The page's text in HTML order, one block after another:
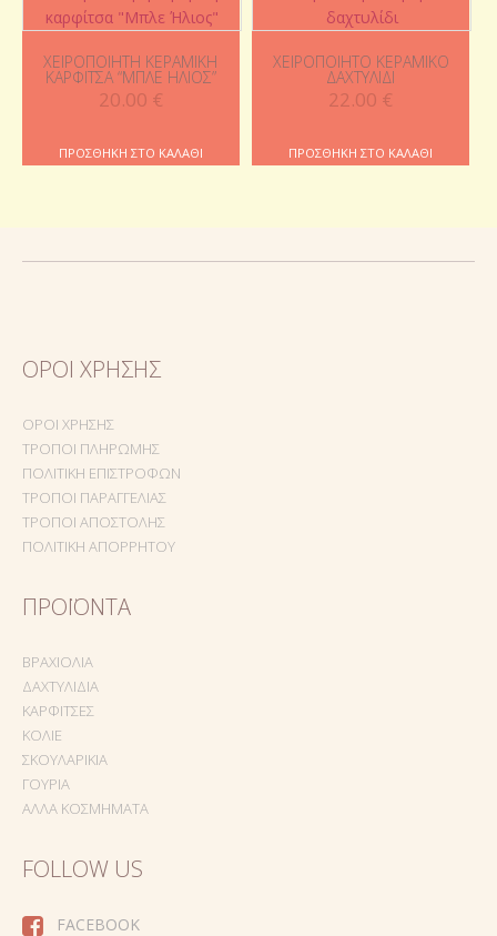
ΧΕΙΡΟΠΟΊΗΤΗ ΚΕΡΑΜΙΚΉ
ΚΑΡΦΊΤΣΑ “ΜΠΛΕ ΉΛΙΟΣ”
20.00 €
ΠΡΟΣΘΉΚΗ ΣΤΟ ΚΑΛΆΘΙ
ΧΕΙΡΟΠΟΊΗΤΟ ΚΕΡΑΜΙΚΌ
ΔΑΧΤΥΛΊΔΙ
22.00 €
ΠΡΟΣΘΉΚΗ ΣΤΟ ΚΑΛΆΘΙ
ΌΡΟΙ ΧΡΉΣΗΣ
ΌΡΟΙ ΧΡΉΣΗΣ
ΤΡΌΠΟΙ ΠΛΗΡΩΜΉΣ
ΠΟΛΙΤΙΚΉ ΕΠΙΣΤΡΟΦΏΝ
ΤΡΌΠΟΙ ΠΑΡΑΓΓΕΛΊΑΣ
ΤΡΌΠΟΙ ΑΠΟΣΤΟΛΉΣ
ΠΟΛΙΤΙΚΉ ΑΠΟΡΡΉΤΟΥ
ΠΡΟΪΌΝΤΑ
ΒΡΑΧΙΌΛΙΑ
ΔΑΧΤΥΛΊΔΙΑ
ΚΑΡΦΊΤΣΕΣ
ΚΟΛΙΈ
ΣΚΟΥΛΑΡΊΚΙΑ
ΓΟΎΡΙΑ
ΆΛΛΑ ΚΟΣΜΉΜΑΤΑ
FOLLOW US
FACEBOOK